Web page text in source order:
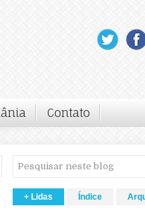
Contato
+ Lidas Índice